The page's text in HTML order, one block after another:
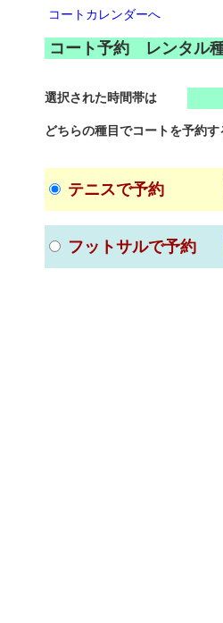
コートカレンダーへ
コート予約 レンタル
選択された時間帯は
どちらの種目でコートを予約す
テニスで予約
フットサルで予約